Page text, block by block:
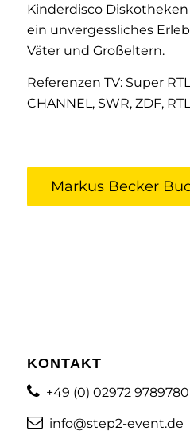
Kinderdisco
ein unvergessliches
Väter und Großeltern.
Referenzen TV: Super
CHANNEL, SWR, ZDF, RTL
Markus Becker
KONTAKT
+49 (0) 02972 9789780
info@step2-event.de